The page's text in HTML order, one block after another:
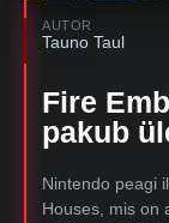
AUTOR
Tauno Taul
Fire
pakub
Nintendo peagi
Houses, mis on